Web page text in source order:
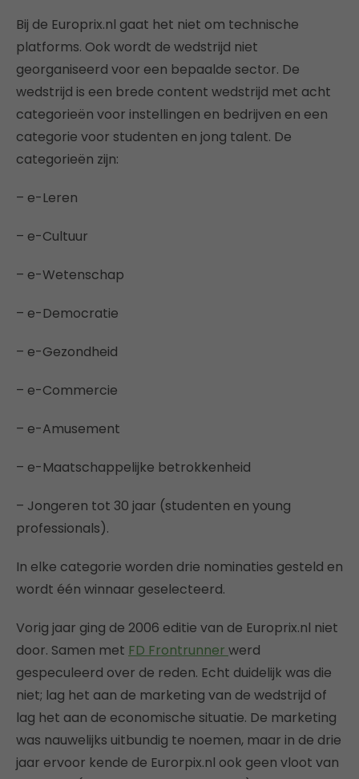
Bij de Europrix.nl gaat het niet om technische
platforms. Ook wordt de wedstrijd niet
georganiseerd voor een bepaalde sector. De
wedstrijd is een brede content wedstrijd met acht
categorieën voor instellingen en bedrijven en een
categorie voor studenten en jong talent. De
categorieën zijn:
– e-Leren
– e-Cultuur
– e-Wetenschap
– e-Democratie
– e-Gezondheid
– e-Commercie
– e-Amusement
– e-Maatschappelijke betrokkenheid
– Jongeren tot 30 jaar (studenten en young
professionals).
In elke categorie worden drie nominaties gesteld en
wordt één winnaar geselecteerd.
Vorig jaar ging de 2006 editie van de Europrix.nl niet
door. Samen met FD Frontrunner werd
gespeculeerd over de reden. Echt duidelijk was die
niet; lag het aan de marketing van de wedstrijd of
lag het aan de economische situatie. De marketing
was nauwelijks uitbundig te noemen, maar in de drie
jaar ervoor kende de Eurorpix.nl ook geen vloot van